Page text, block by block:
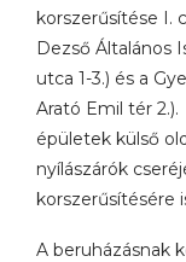
korszerűsítése I.
Dezső Általános
utca 1-3.) és a
Arató Emil tér
épületek külső
nyílászárók
korszerűsítésére
A beruházásnak